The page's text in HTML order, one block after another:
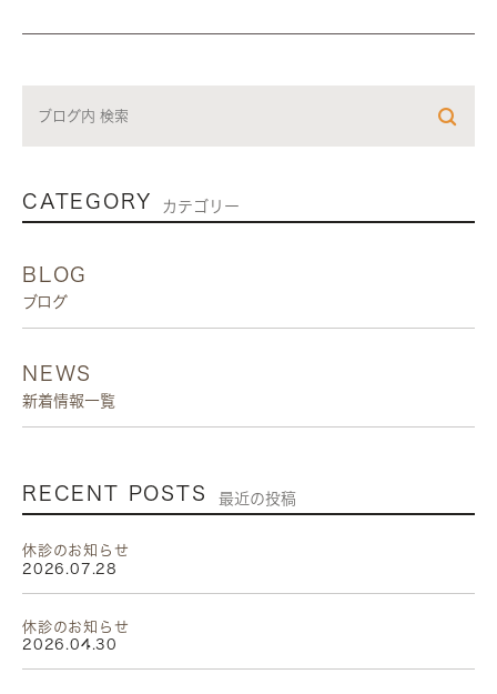
CATEGORY カテゴリー
BLOG
ブログ
NEWS
新着情報一覧
RECENT POSTS 最近の投稿
休診のお知らせ
2026.07.28
休診のお知らせ
2026.04.30